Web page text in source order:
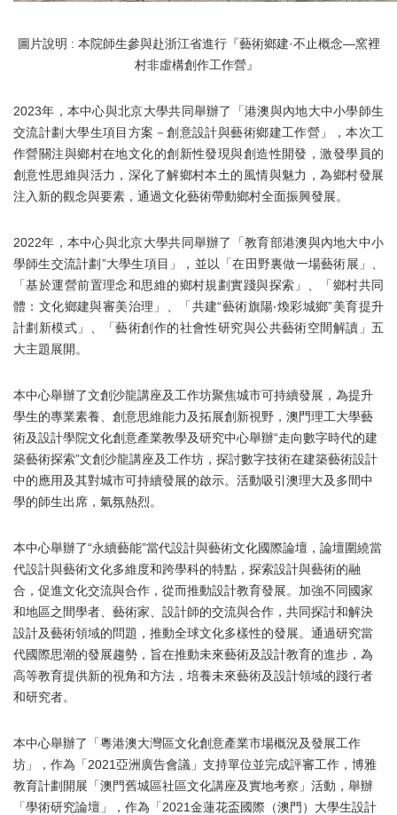
圖片說明 : 本院師生參與赴浙江省進行『藝術鄉建·不止概念—窯裡
村非虛構創作工作營』
2023年，本中心與北京大學共同舉辦了「港澳與內地大中小學師生
交流計劃大學生項目方案－創意設計與藝術鄉建工作營」，本次工
作營關注與鄉村在地文化的創新性發現與創造性開發，激發學員的
創意性思維與活力，深化了解鄉村本土的風情與魅力，為鄉村發展
注入新的觀念與要素，通過文化藝術帶動鄉村全面振興發展。
2022年，本中心與北京大學共同舉辦了「教育部港澳與內地大中小
學師生交流計劃”大學生項目」，並以「在田野裏做一場藝術展」、
「基於運營前置理念和思維的鄉村規劃實踐與探索」、「鄉村共同
體：文化鄉建與審美治理」、「共建“藝術旗陽‧煥彩城鄉”美育提升
計劃新模式」、「藝術創作的社會性研究與公共藝術空間解讀」五
大主題展開。
本中心舉辦了文創沙龍講座及工作坊聚焦城市可持續發展，為提升
學生的專業素養、創意思維能力及拓展創新視野，澳門理工大學藝
術及設計學院文化創意產業教學及研究中心舉辦“走向數字時代的建
築藝術探索”文創沙龍講座及工作坊，探討數字技術在建築藝術設計
中的應用及其對城市可持續發展的啟示。活動吸引澳理大及多間中
學的師生出席，氣氛熱烈。
本中心舉辦了“永續藝能”當代設計與藝術文化國際論壇，論壇圍繞當
代設計與藝術文化多維度和跨學科的特點，探索設計與藝術的融
合，促進文化交流與合作，從而推動設計教育發展。加強不同國家
和地區之間學者、藝術家、設計師的交流與合作，共同探討和解決
設計及藝術領域的問題，推動全球文化多樣性的發展。通過研究當
代國際思潮的發展趨勢，旨在推動未來藝術及設計教育的進步，為
高等教育提供新的視角和方法，培養未來藝術及設計領域的踐行者
和研究者。
本中心舉辦了「粵港澳大灣區文化創意產業市場概況及發展工作
坊」，作為「2021亞洲廣告會議」支持單位並完成評審工作，博雅
教育計劃開展「澳門舊城區社區文化講座及實地考察」活動，舉辦
「學術研究論壇」，作為「2021金蓮花盃國際（澳門）大學生設計